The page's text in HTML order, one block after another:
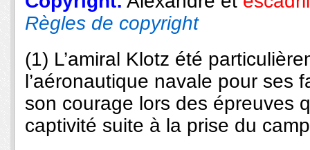
Règles de copyright
(1) L’amiral Klotz été
l’aéronautique navale pour ses
son courage lors des épreuves
captivité suite à la prise du